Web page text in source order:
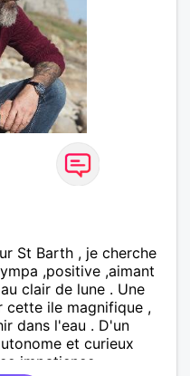
St Barth , je cherche
,positive ,aimant
clair de lune . Une
cette ile magnifique ,
dans l'eau . D'un
et curieux
impatience